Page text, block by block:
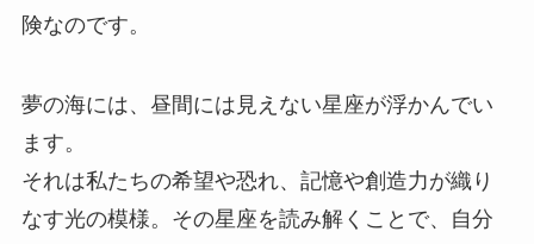
険なのです。
夢の海には、昼間には見えない星座が浮かんでい
ます。
それは私たちの希望や恐れ、記憶や創造力が織り
なす光の模様。その星座を読み解くことで、自分